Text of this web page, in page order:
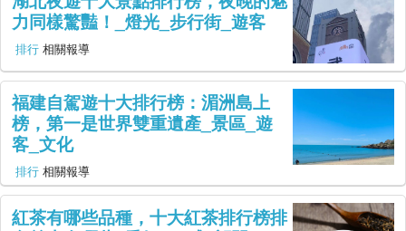
力同樣驚豔！_燈光_步行街_遊客
排行 相關報導
福建自駕遊十大排行榜：湄洲島上
榜，第一是世界雙重遺產_景區_遊
客_文化
排行 相關報導
紅茶有哪些品種，十大紅茶排行榜排